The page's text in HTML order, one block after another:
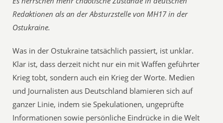
Redaktionen als an der Absturzstelle von MH17 in der
Ostukraine.
Was in der Ostukraine tatsächlich passiert, ist unklar.
Klar ist, dass derzeit nicht nur ein mit Waffen geführter
Krieg tobt, sondern auch ein Krieg der Worte. Medien
und Journalisten aus Deutschland blamieren sich auf
ganzer Linie, indem sie Spekulationen, ungeprüfte
Informationen sowie persönliche Eindrücke in die Welt